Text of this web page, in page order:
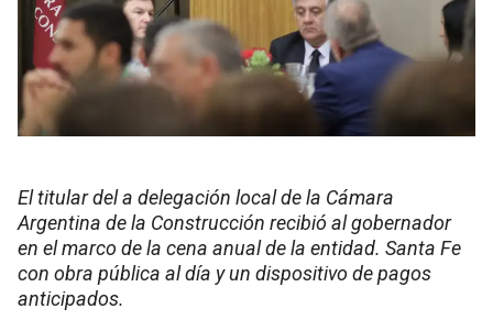
El titular del a delegación local de la Cámara
Argentina de la Construcción recibió al gobernador
en el marco de la cena anual de la entidad. Santa Fe
con obra pública al día y un dispositivo de pagos
anticipados.